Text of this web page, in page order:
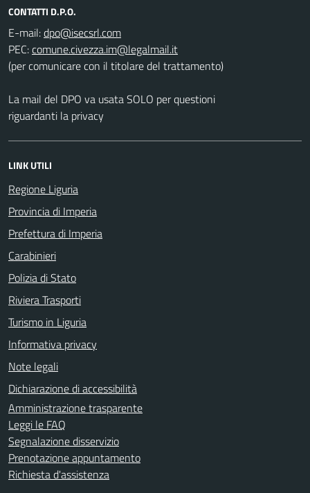
CONTATTI D.P.O.
E-mail:
PEC:
(per comunicare con il titolare del trattamento)
La mail del DPO va usata SOLO per questioni
riguardanti la privacy
LINK UTILI
Regione Liguria
Provincia di Imperia
Prefettura di Imperia
Carabinieri
Polizia di Stato
Riviera Trasporti
Turismo in Liguria
Informativa privacy
Note legali
Dichiarazione di accessibilità
Amministrazione trasparente
Leggi le FAQ
Segnalazione disservizio
Prenotazione appuntamento
Richiesta d'assistenza